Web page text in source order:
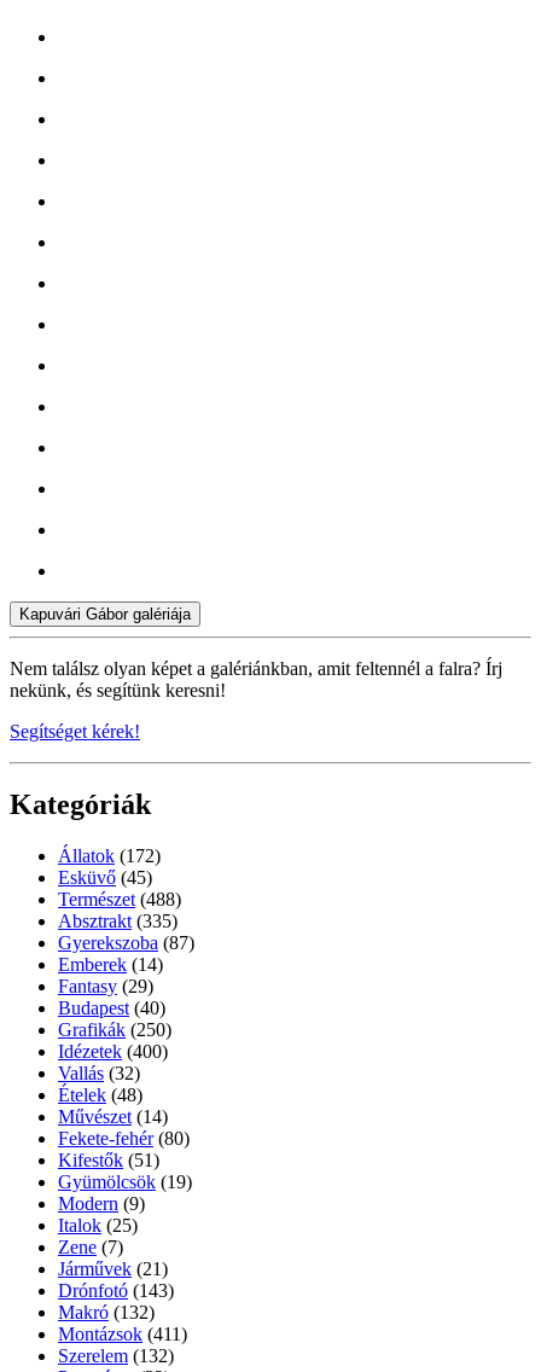
Kapuvári Gábor galériája
Nem találsz olyan képet a galériánkban, amit feltennél a falra? Írj
nekünk, és segítünk keresni!
Segítséget kérek!
Kategóriák
Állatok (172)
Esküvő (45)
Természet (488)
Absztrakt (335)
Gyerekszoba (87)
Emberek (14)
Fantasy (29)
Budapest (40)
Grafikák (250)
Idézetek (400)
Vallás (32)
Ételek (48)
Művészet (14)
Fekete-fehér (80)
Kifestők (51)
Gyümölcsök (19)
Modern (9)
Italok (25)
Zene (7)
Járművek (21)
Drónfotó (143)
Makró (132)
Montázsok (411)
Szerelem (132)